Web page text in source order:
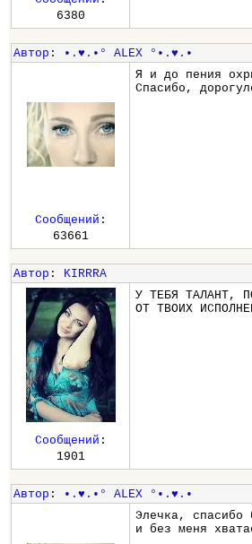
6380
Автор :
•.♥.•° ALEX °•.♥.•
Я и до пения
Спасибо,
Сообщений :
63661
Автор : KIRRRA
У ТЕБЯ
ОТ ТВОИХ
Сообщений :
1901
Автор :
•.♥.•° ALEX °•.♥.•
Элечка,
и без меня